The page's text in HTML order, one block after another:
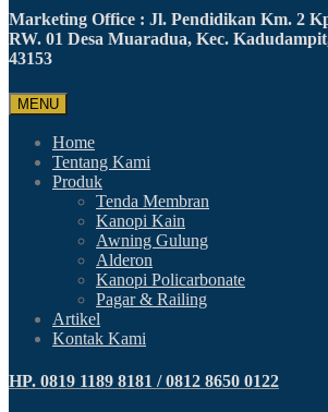
Marketing Office : Jl. Pendidikan Km. 2
RW. 01 Desa Muaradua, Kec.
43153
MENU
Home
Tentang Kami
Produk
Tenda Membran
Kanopi Kain
Awning Gulung
Alderon
Kanopi Policarbonate
Pagar & Railing
Artikel
Kontak Kami
HP. 0819 1189 8181 / 0812 8650 0122